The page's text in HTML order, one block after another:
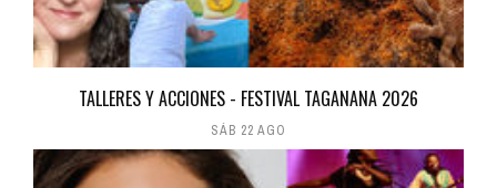
TALLERES Y ACCIONES - FESTIVAL TAGANANA 2026
SÁB 22 AGO